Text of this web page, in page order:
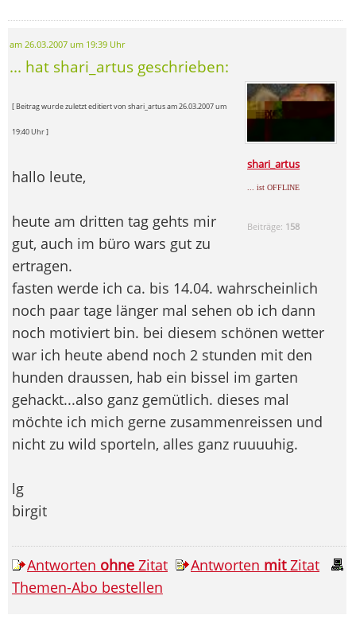
am 26.03.2007 um 19:39 Uhr
... hat shari_artus geschrieben:
shari_artus
... ist OFFLINE
Beiträge: 158
[ Beitrag wurde zuletzt editiert von shari_artus am 26.03.2007 um
19:40 Uhr ]
hallo leute,
heute am dritten tag gehts mir
gut, auch im büro wars gut zu
ertragen.
fasten werde ich ca. bis 14.04. wahrscheinlich
noch paar tage länger mal sehen ob ich dann
noch motiviert bin. bei diesem schönen wetter
war ich heute abend noch 2 stunden mit den
hunden draussen, hab ein bissel im garten
gehackt...also ganz gemütlich. dieses mal
möchte ich mich gerne zusammenreissen und
nicht zu wild sporteln, alles ganz ruuuuhig.
lg
birgit
Antworten ohne Zitat Antworten mitZitat
Themen-Abo bestellen